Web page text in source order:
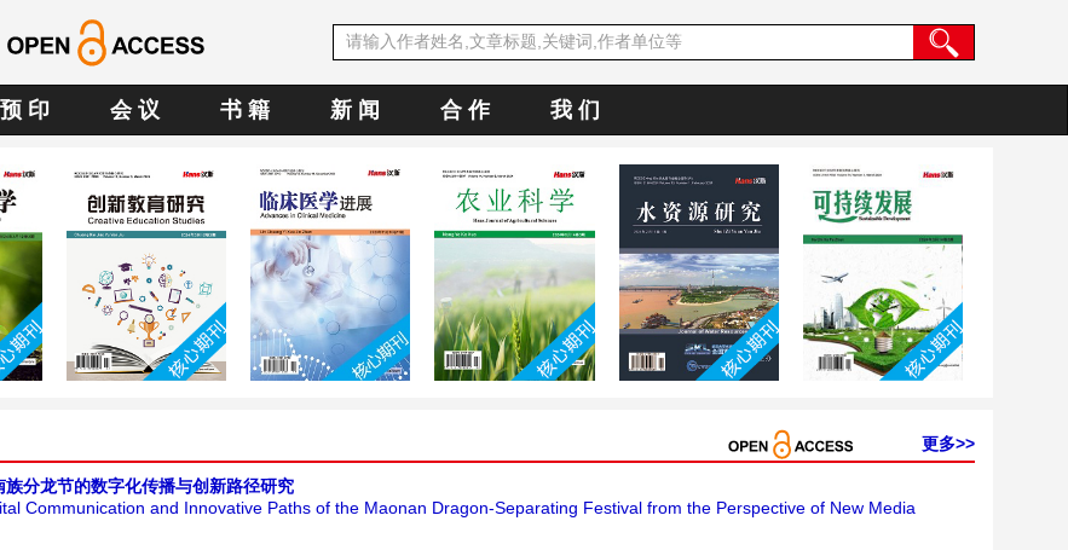
预 印 会 议 书 籍 新 闻 合 作 我 们
更多>>
族分龙节的数字化传播与创新路径研究
Communication and Innovative Paths of the Maonan Dragon-Separating Festival from the Perspective of New Media